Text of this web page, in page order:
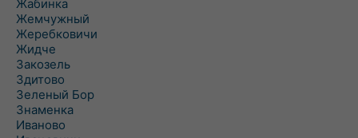
Жабинка
Жемчужный
Жеребковичи
Жидче
Закозель
Здитово
Зеленый Бор
Знаменка
Иваново